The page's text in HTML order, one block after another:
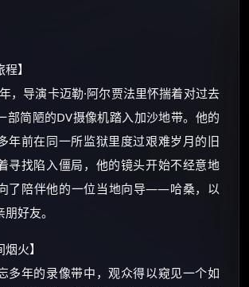
】
，导演卡迈勒·阿尔贾法里怀揣着对过去
部简陋的DV摄像机踏入加沙地带。他的
年前在同一所监狱里度过艰难岁月的旧
寻找陷入僵局，他的镜头开始不经意地
了陪伴他的一位当地向导——哈桑，以
好友。
火】
多年的录像带中，观众得以窥见一个如
×